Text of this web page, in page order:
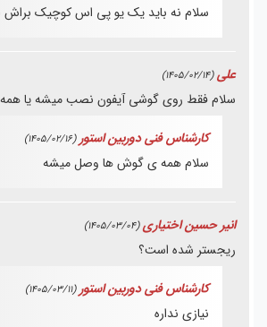
سلام نه باید یک یو پی اس کوچیک براش
علی (1405/02/14)
سلام فقط روی گوشی آیفون نصب میشه یا
کارشناس فنی دوربین استور (1405/02/16)
سلام همه ی گوش ها وصل میشه
انیر حسین اختیاری (1405/03/04)
ریجستر شده است؟
کارشناس فنی دوربین استور (1405/03/11)
نیازی نداره